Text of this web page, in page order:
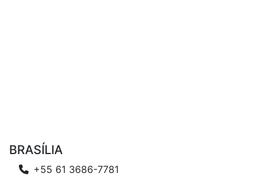
BRASÍLIA
+55 61 3686-7781